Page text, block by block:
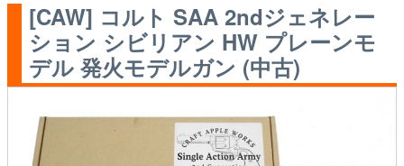
[CAW] コルト SAA 2ndジェネレー
ション シビリアン HW プレーンモ
デル 発火モデルガン (中古)